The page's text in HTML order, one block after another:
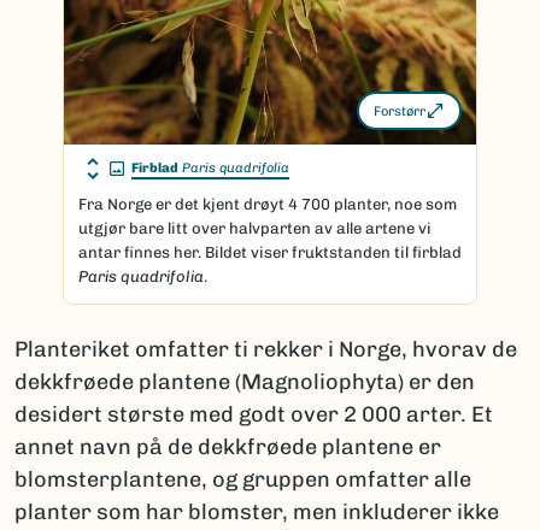
Forstørr
Firblad Paris quadrifolia
Fra Norge er det kjent drøyt 4 700 planter, noe som
utgjør bare litt over halvparten av alle artene vi
antar finnes her. Bildet viser fruktstanden til firblad
Paris quadrifolia.
Planteriket omfatter ti rekker i Norge, hvorav de
dekkfrøede plantene (Magnoliophyta) er den
desidert største med godt over 2 000 arter. Et
annet navn på de dekkfrøede plantene er
blomsterplantene, og gruppen omfatter alle
planter som har blomster, men inkluderer ikke